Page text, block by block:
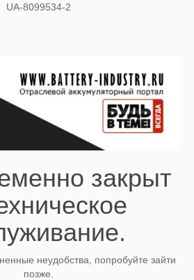
UA-8099534-2
закрыт
неудобства, попробуйте зайти
позже.